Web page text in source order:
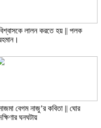
লালন করতে হয় || পলক
বেগম নাজু’র কবিতা || ঘোর
ঘনঘটায়